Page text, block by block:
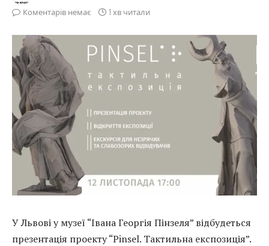
Коментарів немає
1 хв читали
У Львові у музеї “Івана Георгія Пінзеля” відбудеться
презентація проекту “Pinsel. Тактильна експозиція”.